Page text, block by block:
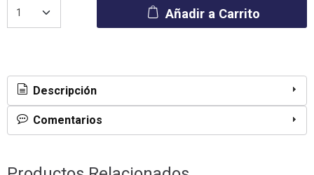
Añadir a Carrito
Descripción
Comentarios